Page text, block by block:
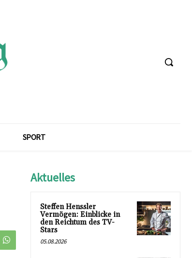
SPORT
Aktuelles
Steffen Henssler
Vermögen: Einblicke in
den Reichtum des TV-
Stars
05.08.2026